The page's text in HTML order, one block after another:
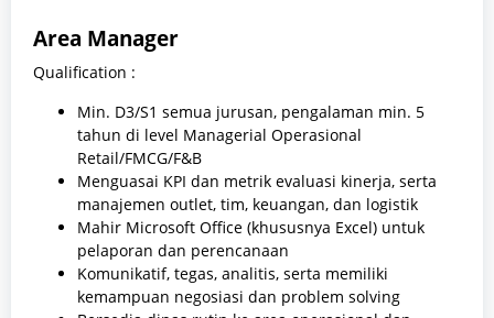
Area Manager
Qualification :
Min. D3/S1 semua jurusan, pengalaman min. 5
tahun di level Managerial Operasional
Retail/FMCG/F&B
Menguasai KPI dan metrik evaluasi kinerja, serta
manajemen outlet, tim, keuangan, dan logistik
Mahir Microsoft Office (khususnya Excel) untuk
pelaporan dan perencanaan
Komunikatif, tegas, analitis, serta memiliki
kemampuan negosiasi dan problem solving